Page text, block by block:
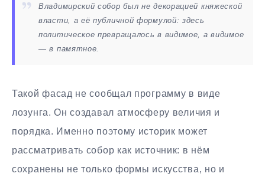
Владимирский собор был не декорацией княжеской
власти, а её публичной формулой: здесь
политическое превращалось в видимое, а видимое
— в памятное.
Такой фасад не сообщал программу в виде
лозунга. Он создавал атмосферу величия и
порядка. Именно поэтому историк может
рассматривать собор как источник: в нём
сохранены не только формы искусства, но и